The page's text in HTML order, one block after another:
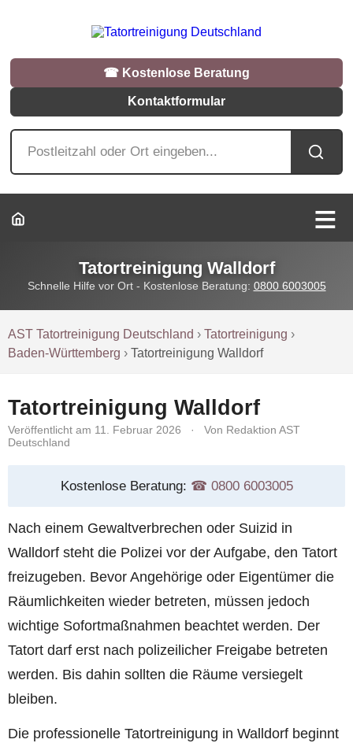
☎︎ Kostenlose Beratung
Kontaktformular
Tatortreinigung Walldorf
Schnelle Hilfe vor Ort - Kostenlose Beratung: 0800 6003005
AST Tatortreinigung Deutschland ›Tatortreinigung ›
Baden-Württemberg ›Tatortreinigung Walldorf
Tatortreinigung Walldorf
Veröffentlicht am 11. Februar 2026 ·
Von Redaktion AST
Deutschland
Kostenlose Beratung: ☎︎ 0800 6003005
Nach einem Gewaltverbrechen oder Suizid in
Walldorf steht die Polizei vor der Aufgabe, den Tatort
freizugeben. Bevor Angehörige oder Eigentümer die
Räumlichkeiten wieder betreten, müssen jedoch
wichtige Sofortmaßnahmen beachtet werden. Der
Tatort darf erst nach polizeilicher Freigabe betreten
werden. Bis dahin sollten die Räume versiegelt
bleiben.
Die professionelle Tatortreinigung in Walldorf beginnt